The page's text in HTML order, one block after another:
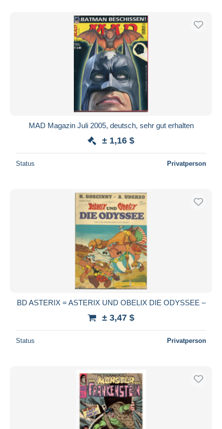
Kostenloser Versand
Zahlungsmethoden
Banküberweisung
Mastercard
Bancontact
Wohnsitz des Verkäufers
Übernehmen
MAD Magazin Juli 2005, deutsch, sehr gut erhalten
± 1,16 $
Status Privatperson
BD ASTERIX = ASTERIX UND OBELIX DIE ODYSSEE –
± 3,47 $
Status Privatperson